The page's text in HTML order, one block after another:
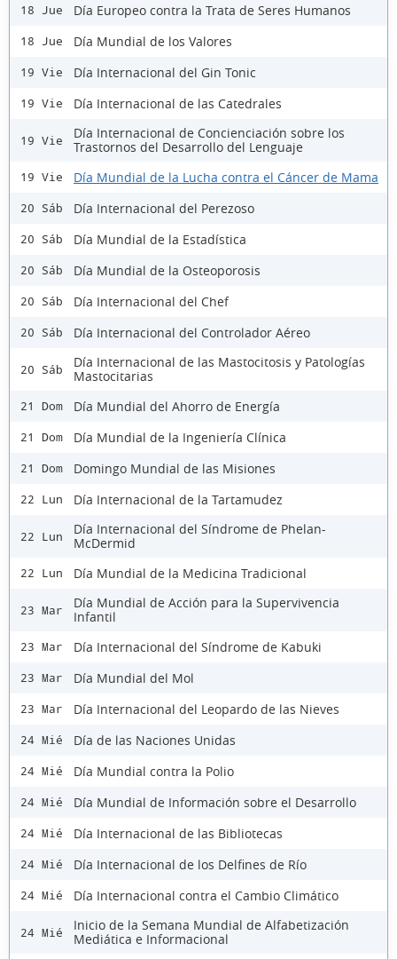
18 Jue Día Europeo contra la Trata de Seres Humanos
18 Jue Día Mundial de los Valores
19 Vie Día Internacional del Gin Tonic
19 Vie Día Internacional de las Catedrales
19 Vie
Día Internacional de Concienciación sobre los
Trastornos del Desarrollo del Lenguaje
19 Vie Día Mundial de la Lucha contra el Cáncer de Mama
20 Sáb Día Internacional del Perezoso
20 Sáb Día Mundial de la Estadística
20 Sáb Día Mundial de la Osteoporosis
20 Sáb Día Internacional del Chef
20 Sáb Día Internacional del Controlador Aéreo
20 Sáb
Día Internacional de las Mastocitosis y Patologías
Mastocitarias
21 Dom Día Mundial del Ahorro de Energía
21 Dom Día Mundial de la Ingeniería Clínica
21 Dom Domingo Mundial de las Misiones
22 Lun Día Internacional de la Tartamudez
22 Lun
Día Internacional del Síndrome de Phelan-
McDermid
22 Lun Día Mundial de la Medicina Tradicional
23 Mar
Día Mundial de Acción para la Supervivencia
Infantil
23 Mar Día Internacional del Síndrome de Kabuki
23 Mar Día Mundial del Mol
23 Mar Día Internacional del Leopardo de las Nieves
24 Mié Día de las Naciones Unidas
24 Mié Día Mundial contra la Polio
24 Mié Día Mundial de Información sobre el Desarrollo
24 Mié Día Internacional de las Bibliotecas
24 Mié Día Internacional de los Delfines de Río
24 Mié Día Internacional contra el Cambio Climático
24 Mié
Inicio de la Semana Mundial de Alfabetización
Mediática e Informacional